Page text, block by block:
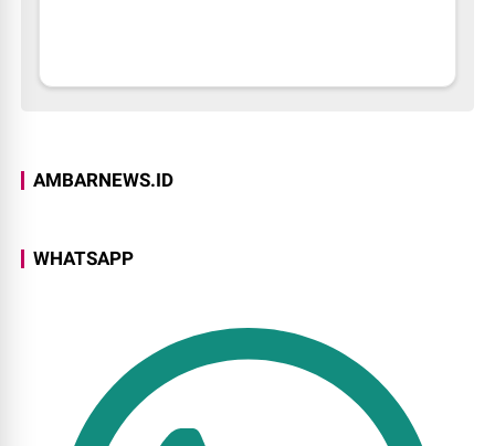
AMBARNEWS.ID
WHATSAPP